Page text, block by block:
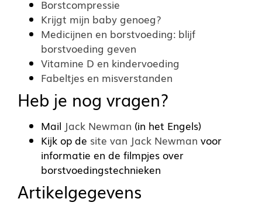
Borstcompressie
Krijgt mijn baby genoeg?
Medicijnen en borstvoeding: blijf
borstvoeding geven
Vitamine D en kindervoeding
Fabeltjes en misverstanden
Heb je nog vragen?
Mail Jack Newman (in het Engels)
Kijk op de site van Jack Newman voor
informatie en de filmpjes over
borstvoedingstechnieken
Artikelgegevens